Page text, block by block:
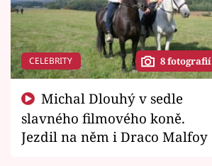
CELEBRITY 8 fotografií
slavného filmového koně.
Jezdil na něm i Draco Malfoy